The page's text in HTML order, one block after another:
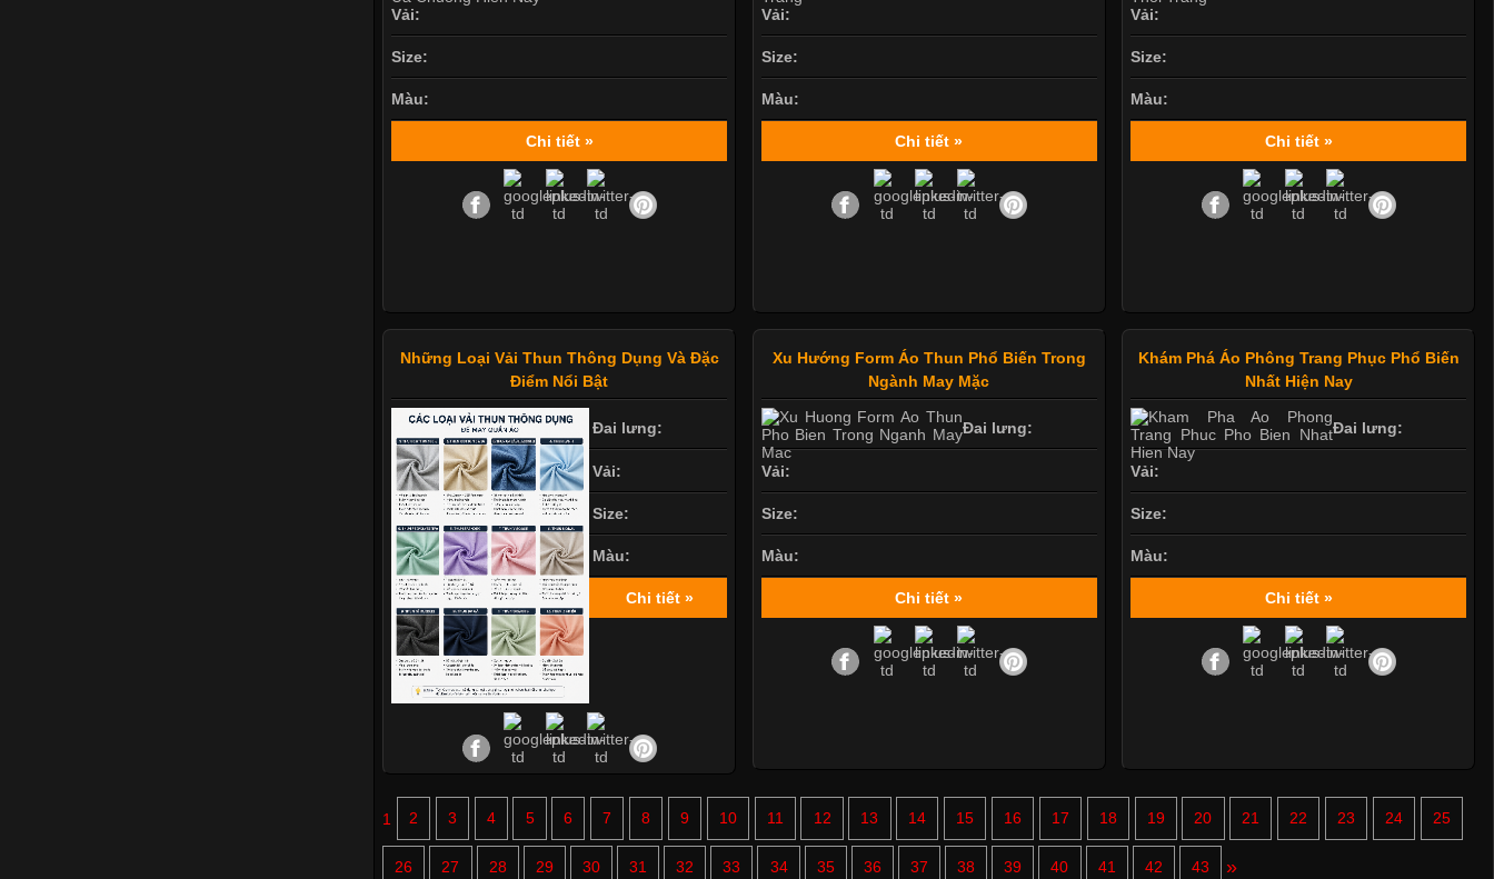
Vải:
Size:
Màu:
Chi tiết »
Vải:
Size:
Màu:
Chi tiết »
Vải:
Size:
Màu:
Chi tiết »
Những Loại Vải Thun Thông Dụng Và Đặc
Điểm Nổi Bật
Đai lưng:
Vải:
Size:
Màu:
Chi tiết »
Xu Hướng Form Áo Thun Phổ Biến Trong
Ngành May Mặc
Đai lưng:
Vải:
Size:
Màu:
Chi tiết »
Khám Phá Áo Phông Trang Phục Phổ Biến
Nhất Hiện Nay
Đai lưng:
Vải:
Size:
Màu:
Chi tiết »
1 2 3 4 5 6 7 8 9 10 11 12 13 14 15 16 17 18 19 20 21 22 23 24 25
26 27 28 29 30 31 32 33 34 35 36 37 38 39 40 41 42 43 »